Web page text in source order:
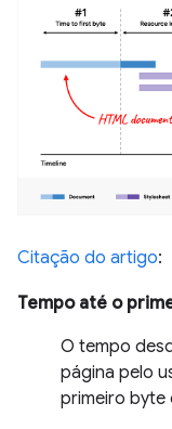
Citação do artigo:
Tempo até o
O tempo
página pelo
primeiro byte